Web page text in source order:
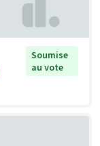
Soumise
au vote